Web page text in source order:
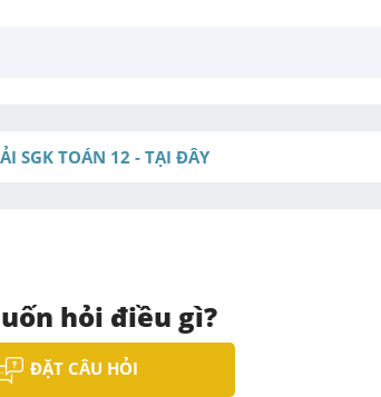
SGK TOÁN 12 - TẠI ĐÂY
hỏi điều gì?
ĐẶT CÂU HỎI